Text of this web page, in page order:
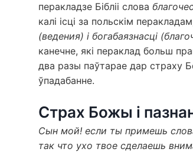
перакладзе Бібліі слова
калі ісці за польскім
(ведения) і богабаязнасці
канечне, які пераклад больш
два разы паўтарае дар страху
ўпадабанне.
Страх Божы і
Сын мой! если ты примешь
так что ухо твое сделаешь